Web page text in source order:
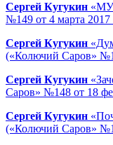
Сергей Кугукин
№149 от 4 марта 2017
Сергей Кугукин
(«Колючий Саров»
Сергей Кугукин
Саров» №148 от 18
Сергей Кугукин
(«Колючий Саров»